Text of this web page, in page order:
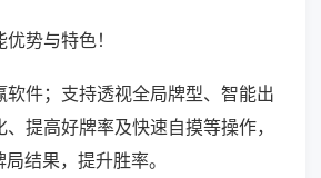
势与特色！
软件；支持透视全局牌型、智能出
提高好牌率及快速自摸等操作，
结果，提升胜率。